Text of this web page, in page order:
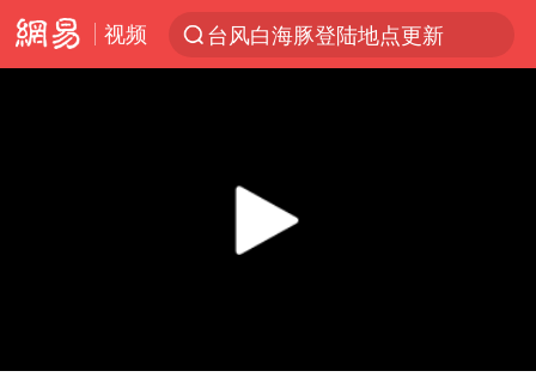
视频
台风白海豚登陆地点更新
看守所辅警收受10万获刑1年
Play